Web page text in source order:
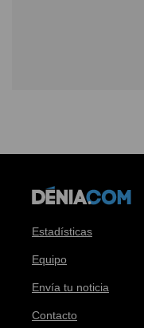
Estadísticas
Equipo
Envía tu noticia
Contacto